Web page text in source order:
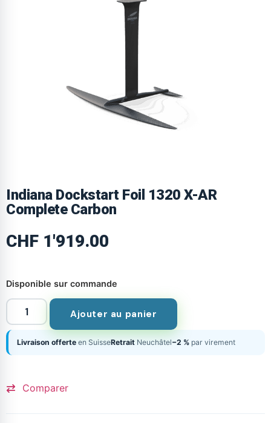
Indiana Dockstart Foil 1320 X-AR
Complete Carbon
CHF 1'919.00
Disponible sur commande
Ajouter au panier
Livraison offerte en SuisseRetrait Neuchâtel−2 % par virement
Comparer